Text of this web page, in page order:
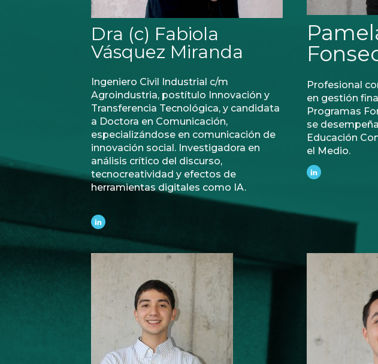
Dra (c) Fabiola
Vásquez Miranda
Ingeniero Civil Industrial c/m
Agroindustria, postítulo Innovación y
Transferencia Tecnológica, y candidata
a Doctora en Comunicación,
especializándose en comunicación de
innovación social. Investigadora en
análisis crítico del discurso,
tecnocreatividad y efectos de
herramientas digitales como IA.
Profesional
en gestión
Programas
se
Educación
el Medio.